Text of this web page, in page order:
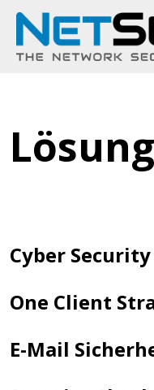
Cyber
One Client
E-Mail